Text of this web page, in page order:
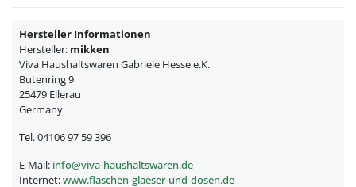
Hersteller Informationen
Hersteller: mikken
Viva Haushaltswaren Gabriele Hesse e.K.
Butenring 9
25479 Ellerau
Germany
Tel. 04106 97 59 396
E-Mail: info@viva-haushaltswaren.de
Internet:www.flaschen-glaeser-und-dosen.de